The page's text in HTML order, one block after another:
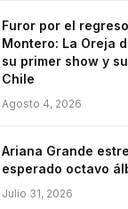
Furor por el
Montero: La Oreja
su primer show y
Chile
Agosto 4, 2026
Ariana Grande
esperado octavo
Julio 31, 2026